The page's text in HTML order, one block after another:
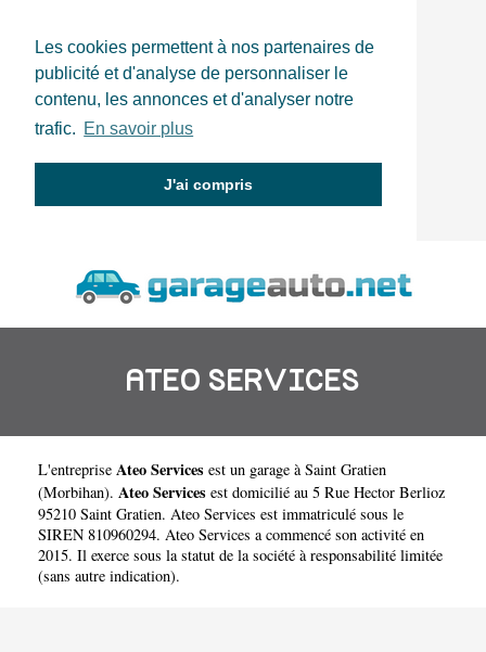
Les cookies permettent à nos partenaires de
publicité et d'analyse de personnaliser le
contenu, les annonces et d'analyser notre
trafic. En savoir plus
J'ai compris
ATEO SERVICES
L'entreprise Ateo Services est un garage à Saint Gratien
(Morbihan). Ateo Services est domicilié au 5 Rue Hector Berlioz
95210 Saint Gratien. Ateo Services est immatriculé sous le
SIREN 810960294. Ateo Services a commencé son activité en
2015. Il exerce sous la statut de la société à responsabilité limitée
(sans autre indication).